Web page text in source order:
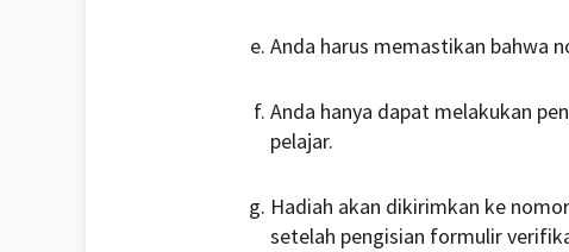
Anda harus memastikan bahwa
Anda hanya dapat melakukan
pelajar.
Hadiah akan dikirimkan ke
setelah pengisian formulir